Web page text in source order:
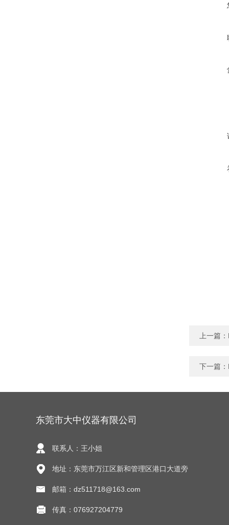
上一篇：
下一篇：
东莞市大中仪器有限公司
联系人：王小姐
地址：东莞市万江区新和管理区港口大道旁
邮箱：dz511718@163.com
传真：076927204779